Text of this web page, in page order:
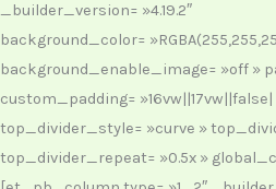
_builder_version= »4.19.2″
background_color=
background_enable_image= »off »
custom_padding= »16vw||17vw||false|
top_divider_style= »curve »
top_divider_repeat= »0.5x »